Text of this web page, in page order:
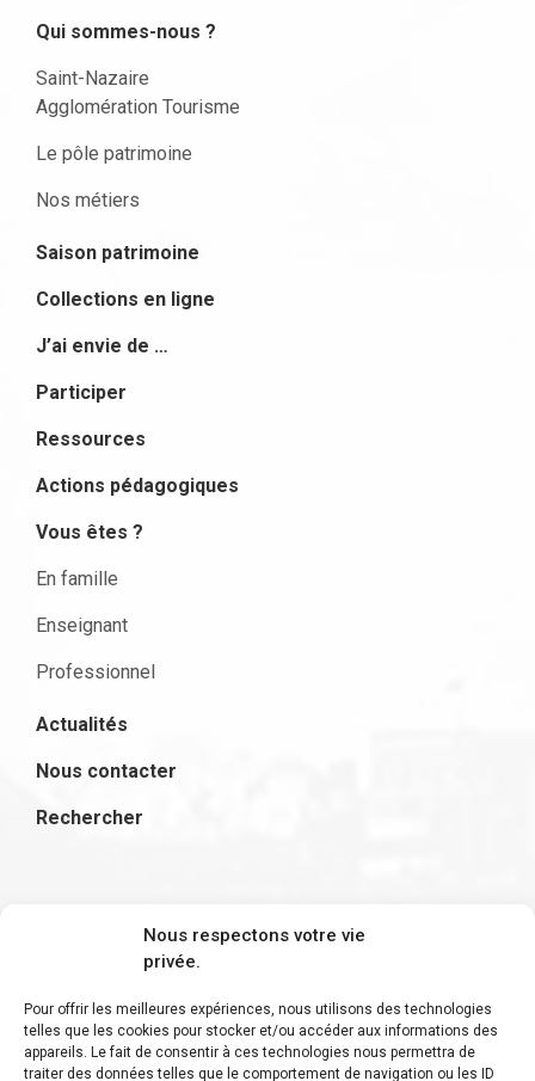
Nous respectons votre vie
privée.
Pour offrir les meilleures expériences, nous utilisons des technologies
telles que les cookies pour stocker et/ou accéder aux informations des
appareils. Le fait de consentir à ces technologies nous permettra de
traiter des données telles que le comportement de navigation ou les ID
Qui sommes-nous ?
Saint-Nazaire
Agglomération Tourisme
Le pôle patrimoine
Nos métiers
Saison patrimoine
Collections en ligne
J’ai envie de …
Participer
Ressources
Actions pédagogiques
Vous êtes ?
En famille
Enseignant
Professionnel
Actualités
Nous contacter
Rechercher
S'inscrire à la newsletter
Restez informé des derniers ajouts et des